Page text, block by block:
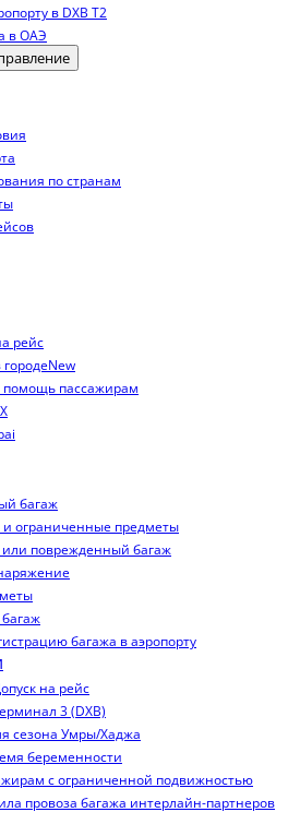
в DXB T2
в ОАЭ
по странам
рейс
городеNew
помощь пассажирам
багаж
ограниченные предметы
поврежденный багаж
багажа в аэропорту
на рейс
3 (DXB)
сезона Умры/Хаджа
беременности
с ограниченной подвижностью
провоза багажа интерлайн-партнеров